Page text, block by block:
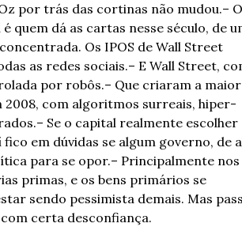
por trás das cortinas não mudou.– O
quem dá as cartas nesse século, de
Os IPOS de Wall Street
as redes sociais.– E Wall Street,
por robôs.– Que criaram a maior
2008, com algoritmos surreais, hiper-
– Se o capital realmente escolher
em dúvidas se algum governo, de
para se opor.– Principalmente nos
primas, e os bens primários se
sendo pessimista demais. Mas
certa desconfiança.